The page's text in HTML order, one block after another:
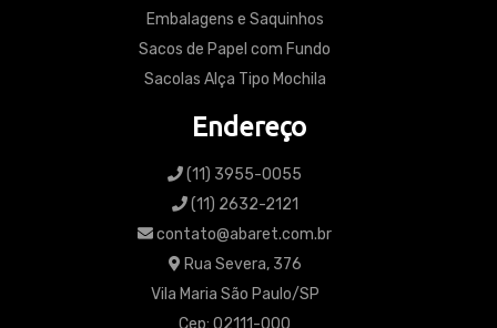
Embalagens e Saquinhos
Sacos de Papel com Fundo
Sacolas Alça Tipo Mochila
Endereço
(11) 3955-0055
(11) 2632-2121
contato@abaret.com.br
Rua Severa, 376
Vila Maria São Paulo/SP
Cep: 02111-000